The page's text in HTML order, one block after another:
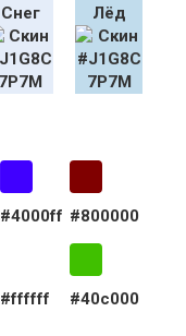
Снег Лёд
#4000ff #800000
#ffffff #40c000